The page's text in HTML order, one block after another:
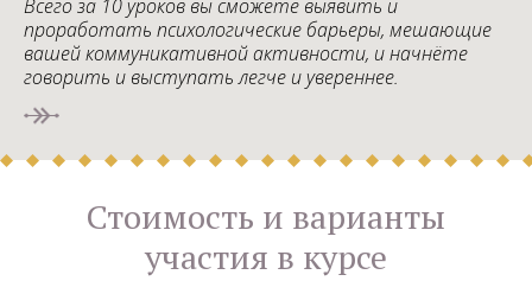
Всего за 10 уроков вы сможете выявить и
проработать психологические барьеры, мешающие
вашей коммуникативной активности, и начнёте
говорить и выступать легче и увереннее.
Ссылка на это место страницы: #ceny
Стоимость и варианты
участия в курсе